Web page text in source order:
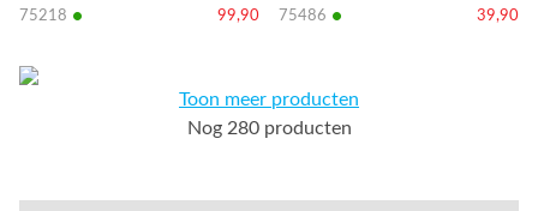
75218 • 99,90 75486 • 39,90
Toon meer producten
Nog 280 producten